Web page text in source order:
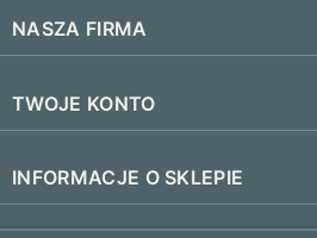
Najczęściej kupowane
NASZA FIRMA
Regulamin
Kontakt
TWOJE KONTO
Zaloguj się
INFORMACJE O SKLEPIE